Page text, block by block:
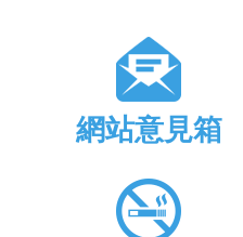
網站意見箱